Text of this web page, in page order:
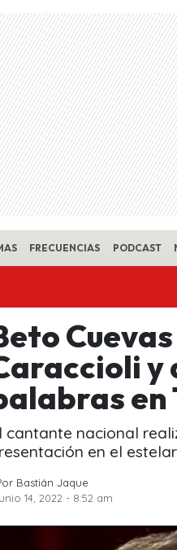
FRECUENCIAS PODCAST
y
en
cantante nacional
en el
Bastián Jaque
14, 2022 - 8:52 am